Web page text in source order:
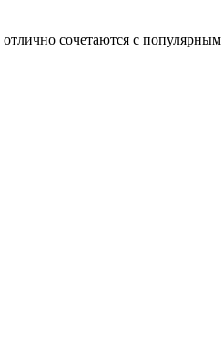
сочетаются с